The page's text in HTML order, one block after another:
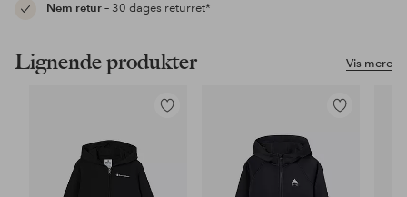
Nem retur– 30 dages returret*
Vis mere
Lignende produkter
Tilføj
Tilføj